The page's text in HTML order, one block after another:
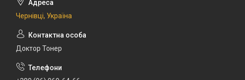
Чернівці, Україна
Доктор Тонер